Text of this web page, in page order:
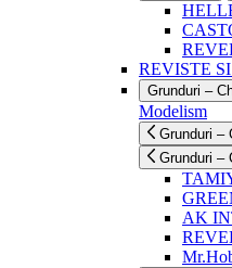
REVISTE
Grunduri –
Modelism
Grunduri –
Grunduri –
AK